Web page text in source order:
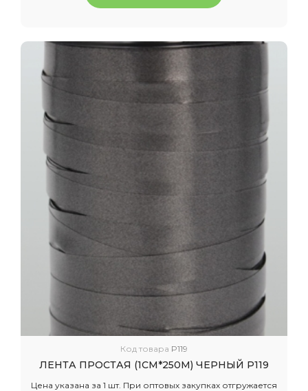
Код товара P119
ЛЕНТА ПРОСТАЯ (1СМ*250М) ЧЕРНЫЙ P119
Цена указана за 1 шт. При оптовых закупках отгружается